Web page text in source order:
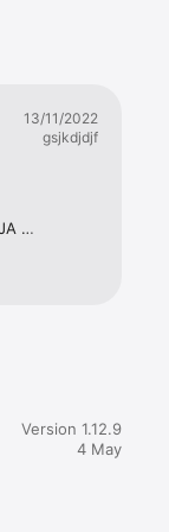
13/11/2022
gsjkdjdjf
Version 1.12.9
4 May